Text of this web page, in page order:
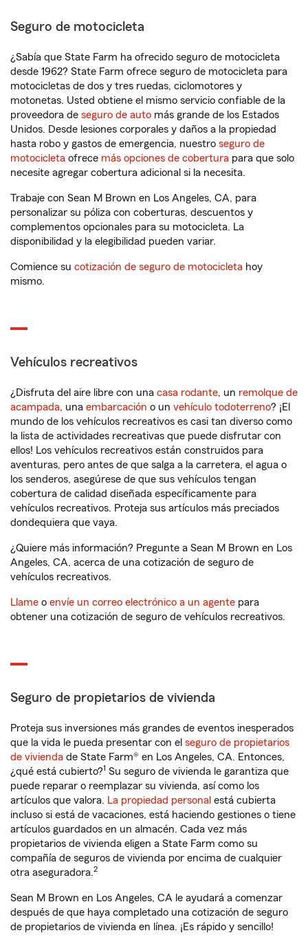
Seguro de motocicleta
¿Sabía que State Farm ha ofrecido seguro de motocicleta
desde 1962? State Farm ofrece seguro de motocicleta para
motocicletas de dos y tres ruedas, ciclomotores y
motonetas. Usted obtiene el mismo servicio confiable de la
proveedora de seguro de auto más grande de los Estados
Unidos. Desde lesiones corporales y daños a la propiedad
hasta robo y gastos de emergencia, nuestro seguro de
motocicleta ofrece más opciones de cobertura para que solo
necesite agregar cobertura adicional si la necesita.
Trabaje con Sean M Brown en Los Angeles, CA, para
personalizar su póliza con coberturas, descuentos y
complementos opcionales para su motocicleta. La
disponibilidad y la elegibilidad pueden variar.
Comience su cotización de seguro de motocicleta hoy
mismo.
Vehículos recreativos
¿Disfruta del aire libre con una casa rodante, un remolque de
acampada, una embarcación o un vehículo todoterreno? ¡El
mundo de los vehículos recreativos es casi tan diverso como
la lista de actividades recreativas que puede disfrutar con
ellos! Los vehículos recreativos están construidos para
aventuras, pero antes de que salga a la carretera, el agua o
los senderos, asegúrese de que sus vehículos tengan
cobertura de calidad diseñada específicamente para
vehículos recreativos. Proteja sus artículos más preciados
dondequiera que vaya.
¿Quiere más información? Pregunte a Sean M Brown en Los
Angeles, CA, acerca de una cotización de seguro de
vehículos recreativos.
Llame o envíe un correo electrónico a un agente para
obtener una cotización de seguro de vehículos recreativos.
Seguro de propietarios de vivienda
Proteja sus inversiones más grandes de eventos inesperados
que la vida le pueda presentar con el seguro de propietarios
de vivienda de State Farm® en Los Angeles, CA. Entonces,
¿qué está cubierto?1 Su seguro de vivienda le garantiza que
puede reparar o reemplazar su vivienda, así como los
artículos que valora. La propiedad personal está cubierta
incluso si está de vacaciones, está haciendo gestiones o tiene
artículos guardados en un almacén. Cada vez más
propietarios de vivienda eligen a State Farm como su
compañía de seguros de vivienda por encima de cualquier
otra aseguradora.2
Sean M Brown en Los Angeles, CA le ayudará a comenzar
después de que haya completado una cotización de seguro
de propietarios de vivienda en línea. ¡Es rápido y sencillo!